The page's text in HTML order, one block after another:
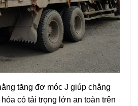
tăng đơ móc J giúp chằng
có tải trọng lớn an toàn trên